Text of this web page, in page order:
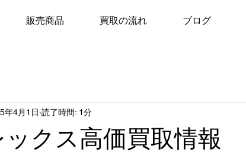
販売商品 買取の流れ ブログ
クス高価買取情報
年4月1日 読了時間: 1分